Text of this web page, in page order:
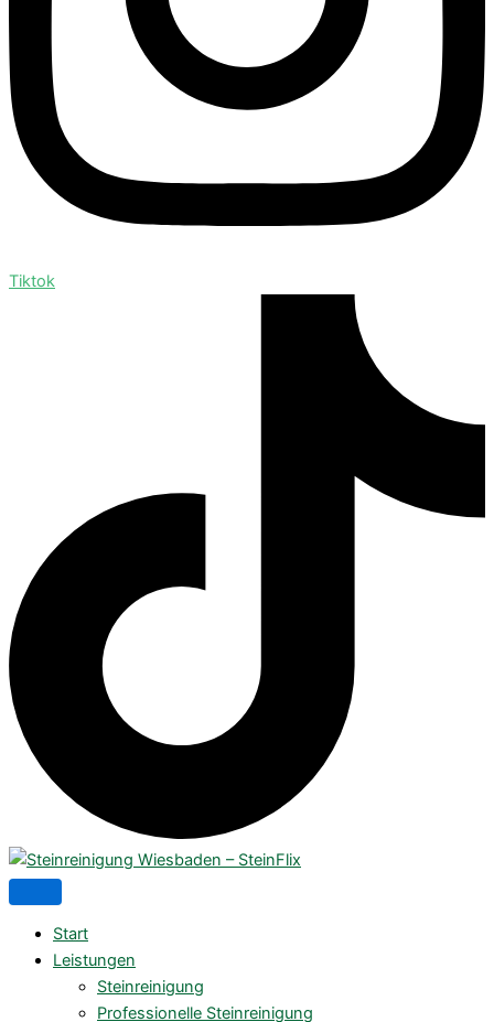
Tiktok
Start
Leistungen
Steinreinigung
Professionelle Steinreinigung